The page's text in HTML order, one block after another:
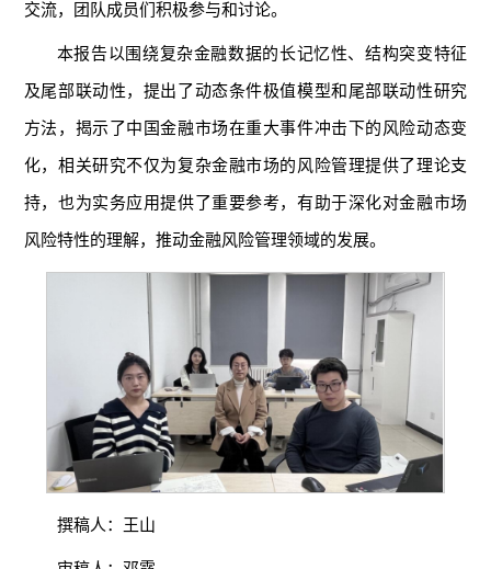
交流，团队成员们积极参与和讨论。
本报告以围绕复杂金融数据的长记忆性、结构突变特征
及尾部联动性，提出了动态条件极值模型和尾部联动性研究
方法，揭示了中国金融市场在重大事件冲击下的风险动态变
化，相关研究不仅为复杂金融市场的风险管理提供了理论支
持，也为实务应用提供了重要参考，有助于深化对金融市场
风险特性的理解，推动金融风险管理领域的发展。
撰稿人：王山